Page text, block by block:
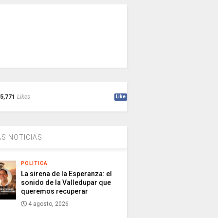
5,771 Likes Like
NOTICIAS
POLITICA
La sirena de la Esperanza: el
sonido de la Valledupar que
queremos recuperar
4 agosto, 2026